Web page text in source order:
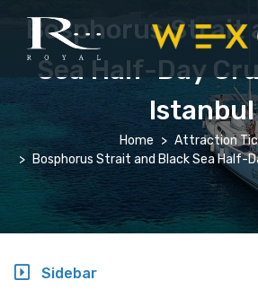
Bosphorus Strait
Sea Half-Day
Istanbul
Home
Attraction
Bosphorus Strait and Black Sea Half-
Sidebar